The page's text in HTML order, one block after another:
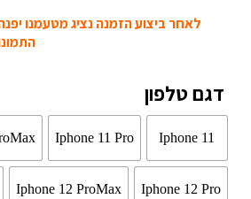
לאחר ביצוע הזמנה נציג מטעמנו
דגם טלפון
Iphone 11
Iphone 11 Pro
Iphone 12 Pro
Iphone 12 ProMax